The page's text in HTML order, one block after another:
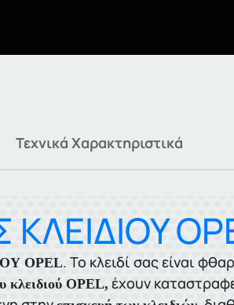
Τεχνικά Χαρακτηριστικά
OPEL. Το κλειδί σας είναι
κλειδιούOPEL, έχουν